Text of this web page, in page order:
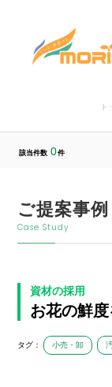
ト
該当件数 0件
ご提案事例
Case Study
資材の採用
お花の鮮
タグ： 小売・卸